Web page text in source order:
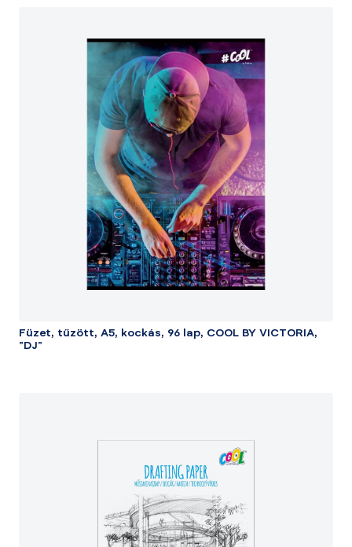
Füzet, tűzött, A5, kockás, 96 lap, COOL BY VICTORIA,
"DJ"